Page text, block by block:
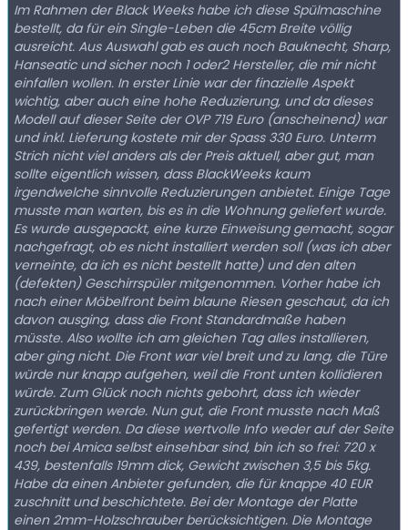
Im Rahmen der Black Weeks habe ich diese Spülmaschine
bestellt, da für ein Single-Leben die 45cm Breite völlig
ausreicht. Aus Auswahl gab es auch noch Bauknecht, Sharp,
Hanseatic und sicher noch 1 oder2 Hersteller, die mir nicht
einfallen wollen. In erster Linie war der finazielle Aspekt
wichtig, aber auch eine hohe Reduzierung, und da dieses
Modell auf dieser Seite der OVP 719 Euro (anscheinend) war
und inkl. Lieferung kostete mir der Spass 330 Euro. Unterm
Strich nicht viel anders als der Preis aktuell, aber gut, man
sollte eigentlich wissen, dass BlackWeeks kaum
irgendwelche sinnvolle Reduzierungen anbietet. Einige Tage
musste man warten, bis es in die Wohnung geliefert wurde.
Es wurde ausgepackt, eine kurze Einweisung gemacht, sogar
nachgefragt, ob es nicht installiert werden soll (was ich aber
verneinte, da ich es nicht bestellt hatte) und den alten
(defekten) Geschirrspüler mitgenommen. Vorher habe ich
nach einer Möbelfront beim blaune Riesen geschaut, da ich
davon ausging, dass die Front Standardmaße haben
müsste. Also wollte ich am gleichen Tag alles installieren,
aber ging nicht. Die Front war viel breit und zu lang, die Türe
würde nur knapp aufgehen, weil die Front unten kollidieren
würde. Zum Glück noch nichts gebohrt, dass ich wieder
zurückbringen werde. Nun gut, die Front musste nach Maß
gefertigt werden. Da diese wertvolle Info weder auf der Seite
noch bei Amica selbst einsehbar sind, bin ich so frei: 720 x
439, bestenfalls 19mm dick, Gewicht zwischen 3,5 bis 5kg.
Habe da einen Anbieter gefunden, die für knappe 40 EUR
zuschnitt und beschichtete. Bei der Montage der Platte
einen 2mm-Holzschrauber berücksichtigen. Die Montage